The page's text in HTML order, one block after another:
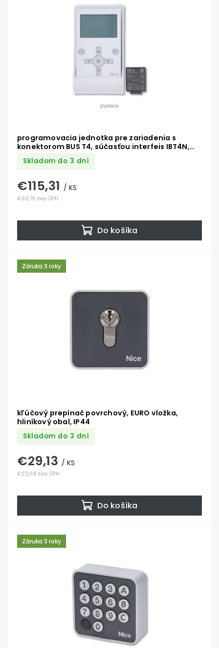
programovacia jednotka pre zariadenia s
konektorom BUS T4, súčasťou interfeis IBT4N,
obsahuje SK / CZ jazyk
Skladom do 3 dní
€93,75 bez DPH
€115,31 / KS
Do košíka
Záruka 3 roky
kľúčový prepínač povrchový, EURO vložka,
hliníkový obal, IP44
Skladom do 3 dní
€23,68 bez DPH
€29,13 / KS
Do košíka
Záruka 3 roky